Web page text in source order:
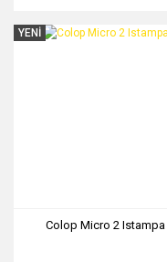
YENİ
Colop Micro 2 Istampa